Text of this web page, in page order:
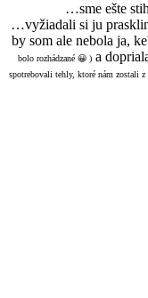
…sme ešte
…vyžiadali si ju
by som ale nebola ja,
bolo rozhádzané 😀 ) a
spotrebovali tehly, ktoré nám zostali z